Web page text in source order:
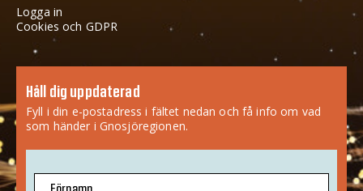
Logga in
Cookies och GDPR
Håll dig uppdaterad
Fyll i din e-postadress i fältet nedan och få info om vad
som händer i Gnosjöregionen.